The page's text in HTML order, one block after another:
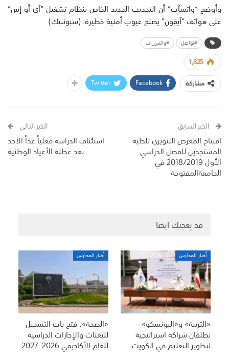
وأوضح “واتسآب” أن التحديث الجديد الخاص بنظام تشغيل “آي أو إس”
على هواتف “آيفون” يصلح عيوب أمنية خطيرة. (سبوتنيك)
#تواصل #واتس_اب
1,825
مشاركة
Facebook
Twitter
الخبر السابق
افتتاح المعرض التنويري للطبة
المستجدين للفصل الدراسي
الأول 2018/2019 في
الجامعةالمفتوحة
الخبر التالي
استئناف الدراسة فعلياً غداً الأحد
بعد عطلة الأعياد الوطنية
قد يعجبك ايضا
أخبار المدارس
«التربية» و«اليونسكو»
تطلقان شراكة استراتيجية
لتطوير التعليم في الكويت
أخبار المدارس
«الصحة»: فتح باب التسجيل
للبعثات والإجازات الدراسية
للعام الأكاديمي 2026–2027